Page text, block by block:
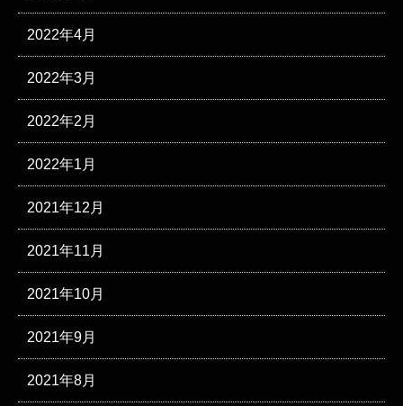
2022年4月
2022年3月
2022年2月
2022年1月
2021年12月
2021年11月
2021年10月
2021年9月
2021年8月